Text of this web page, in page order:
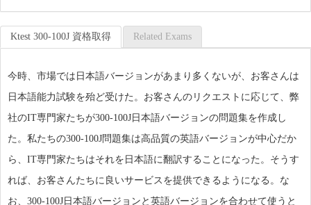
Ktest 300-100J 資格取得 Related Exams
今時、市場では日本語バージョンがあまり多くないが、お客さんは
日本語能力試験を殆ど受けた。お客さんのリクエストに応じて、弊
社のIT専門家たちが300-100J日本語バージョンの問題集を作成し
た。私たちの300-100J問題集は高品質の英語バージョンが中心だか
ら、IT専門家たちはそれを日本語に翻訳することになった。そうす
れば、お客さんたちに良いサービスを提供できるようになる。な
お、300-100J日本語バージョンと英語バージョンを合わせて使うと